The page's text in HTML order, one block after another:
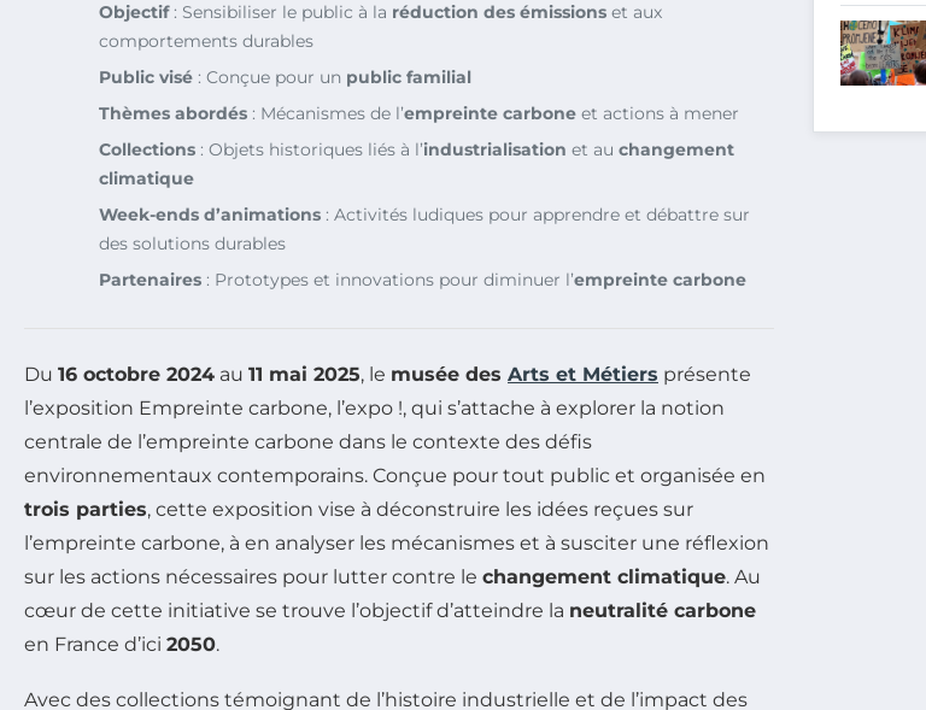
Objectif: Sensibiliser le public à la réduction des émissions et aux
comportements durables
Public visé : Conçue pour un public familial
Thèmes abordés : Mécanismes de l’empreinte carbone et actions à mener
Collections : Objets historiques liés à l’industrialisation et au changement
climatique
Week-ends d’animations : Activités ludiques pour apprendre et débattre sur
des solutions durables
Partenaires : Prototypes et innovations pour diminuer l’empreinte carbone
Du 16 octobre 2024 au 11 mai 2025, le musée des Arts et Métiers présente
l’exposition Empreinte carbone, l’expo !, qui s’attache à explorer la notion
centrale de l’empreinte carbone dans le contexte des défis
environnementaux contemporains. Conçue pour tout public et organisée en
trois parties, cette exposition vise à déconstruire les idées reçues sur
l’empreinte carbone, à en analyser les mécanismes et à susciter une réflexion
sur les actions nécessaires pour lutter contre le changement climatique. Au
cœur de cette initiative se trouve l’objectif d’atteindre la neutralité carbone
en France d’ici 2050.
Avec des collections témoignant de l’histoire industrielle et de l’impact des